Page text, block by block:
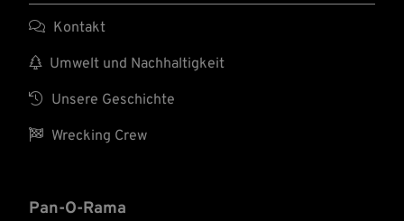
 Kontakt
 Umwelt und Nachhaltigkeit
 Unsere Geschichte
 Wrecking Crew
Pan-O-Rama